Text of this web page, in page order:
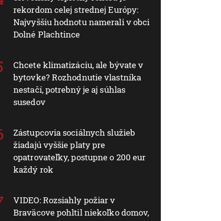
rekordom celej strednej Európy:
Najvyššiu hodnotu namerali v obci
Dolné Plachtince
Chcete klimatizáciu, ale bývate v
bytovke? Rozhodnutie vlastníka
nestačí, potrebný je aj súhlas
susedov
Zástupcovia sociálnych služieb
žiadajú vyššie platy pre
opatrovateľky, postupne o 200 eur
každý rok
VIDEO: Rozsiahly požiar v
Braväcove pohltil niekoľko domov,